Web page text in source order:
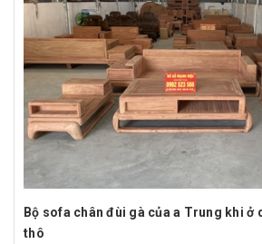
Bộ sofa chân đùi gà của a Trung khi ở
thô